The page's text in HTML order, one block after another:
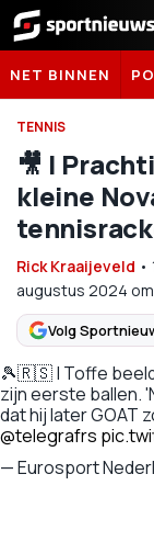
Sportnieuws.nl
NET BINNEN
TENNIS
🎥 |
kleine
Rick Kraaijeveld •
augustus 2024 om
Volg
🎾🇷🇸 | Toffe
zijn eerste ballen.
dat hij later GOAT
@telegrafrs
— Eurosport